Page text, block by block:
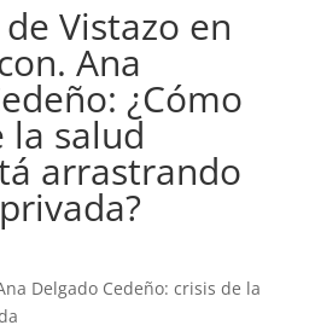
Vistazo en
Ana
¿Cómo
la salud
arrastrando
Delgado Cedeño: crisis de la